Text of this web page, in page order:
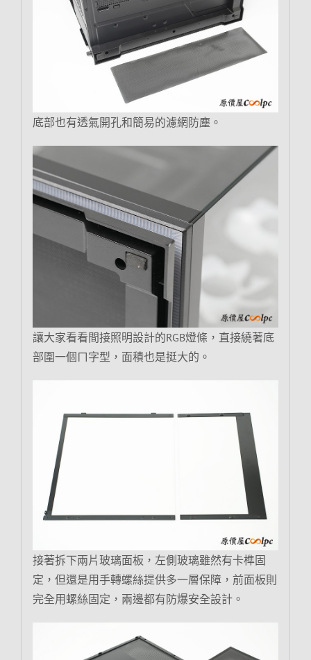
底部也有透氣開孔和簡易的濾網防塵。
讓大家看看間接照明設計的RGB燈條，直接繞著底
部圍一個ㄇ字型，面積也是挺大的。
接著拆下兩片玻璃面板，左側玻璃雖然有卡榫固
定，但還是用手轉螺絲提供多一層保障，前面板則
完全用螺絲固定，兩邊都有防爆安全設計。